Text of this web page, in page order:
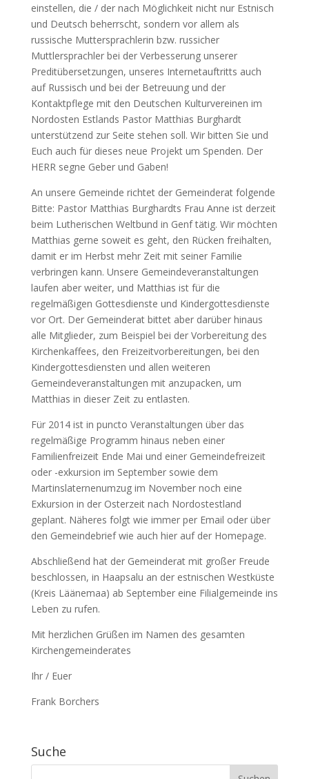
einstellen, die / der nach Möglichkeit nicht nur Estnisch
und Deutsch beherrscht, sondern vor allem als
russische Muttersprachlerin bzw. russicher
Muttlersprachler bei der Verbesserung unserer
Preditübersetzungen, unseres Internetauftritts auch
auf Russisch und bei der Betreuung und der
Kontaktpflege mit den Deutschen Kulturvereinen im
Nordosten Estlands Pastor Matthias Burghardt
unterstützend zur Seite stehen soll. Wir bitten Sie und
Euch auch für dieses neue Projekt um Spenden. Der
HERR segne Geber und Gaben!
An unsere Gemeinde richtet der Gemeinderat folgende
Bitte: Pastor Matthias Burghardts Frau Anne ist derzeit
beim Lutherischen Weltbund in Genf tätig. Wir möchten
Matthias gerne soweit es geht, den Rücken freihalten,
damit er im Herbst mehr Zeit mit seiner Familie
verbringen kann. Unsere Gemeindeveranstaltungen
laufen aber weiter, und Matthias ist für die
regelmäßigen Gottesdienste und Kindergottesdienste
vor Ort. Der Gemeinderat bittet aber darüber hinaus
alle Mitglieder, zum Beispiel bei der Vorbereitung des
Kirchenkaffees, den Freizeitvorbereitungen, bei den
Kindergottesdiensten und allen weiteren
Gemeindeveranstaltungen mit anzupacken, um
Matthias in dieser Zeit zu entlasten.
Für 2014 ist in puncto Veranstaltungen über das
regelmäßige Programm hinaus neben einer
Familienfreizeit Ende Mai und einer Gemeindefreizeit
oder -exkursion im September sowie dem
Martinslaternenumzug im November noch eine
Exkursion in der Osterzeit nach Nordostestland
geplant. Näheres folgt wie immer per Email oder über
den Gemeindebrief wie auch hier auf der Homepage.
Abschließend hat der Gemeinderat mit großer Freude
beschlossen, in Haapsalu an der estnischen Westküste
(Kreis Läänemaa) ab September eine Filialgemeinde ins
Leben zu rufen.
Mit herzlichen Grüßen im Namen des gesamten
Kirchengemeinderates
Ihr / Euer
Frank Borchers
Suche